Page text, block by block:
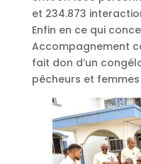
et 234.873
Enfin en ce qui
Accompagnement
fait don d’un
pêcheurs et